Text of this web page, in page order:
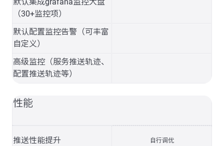
（30+监控项）
默认配置监控告警（可丰富
自定义）
高级监控（服务推送轨迹、
配置推送轨迹等）
性能
推送性能提升 自行调优